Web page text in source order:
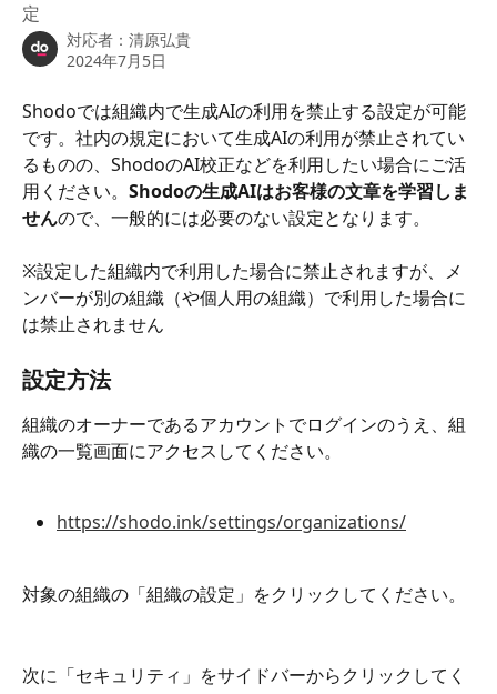
定
対応者： 清原弘貴
2024年7月5日
Shodoでは組織内で生成AIの利用を禁止する設定が可能
です。社内の規定において生成AIの利用が禁止されてい
るものの、ShodoのAI校正などを利用したい場合にご活
用ください。 Shodoの生成AIはお客様の文章を学習しま
せんので、一般的には必要のない設定となります。
※設定した組織内で利用した場合に禁止されますが、メ
ンバーが別の組織（や個人用の組織）で利用した場合に
は禁止されません
設定方法
組織のオーナーであるアカウントでログインのうえ、組
織の一覧画面にアクセスしてください。
https://shodo.ink/settings/organizations/
対象の組織の「組織の設定」をクリックしてください。
次に「セキュリティ」をサイドバーからクリックしてく